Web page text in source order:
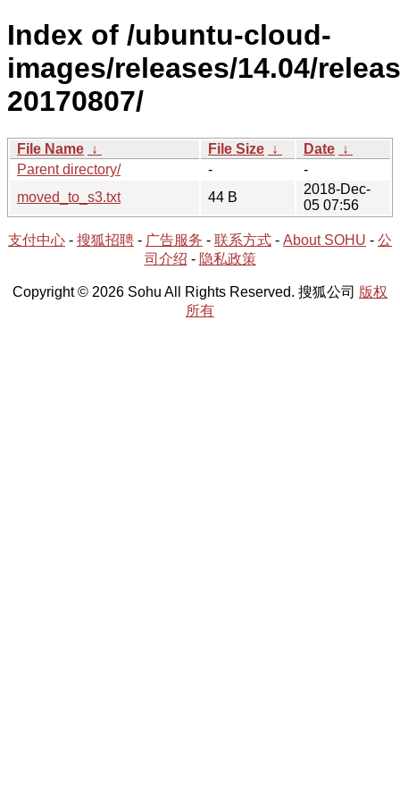
Index of /ubuntu-cloud-
images/releases/14.04/
20170807/
File Name ↓ File Size ↓ Date ↓
Parent directory/
-
-
moved_to_s3.txt
44 B
2018-Dec-
05 07:56
支付中心 - 搜狐招聘 - 广告服务 - 联系方式 - About SOHU - 公
司介绍 - 隐私政策
Copyright © 2026 Sohu All Rights Reserved. 搜狐公司 版权
所有